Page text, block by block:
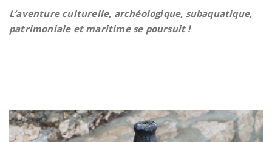
L’aventure culturelle, archéologique, subaquatique,
patrimoniale et maritime se poursuit !